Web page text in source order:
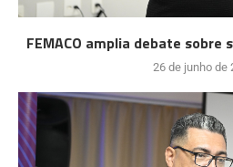
FEMACO amplia debate sobre
26 de junho de